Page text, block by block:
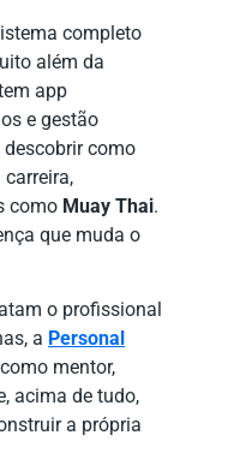
completo
além da
app
e gestão
como
como Muay Thai.
que muda o
o profissional
a Personal
mentor,
acima de tudo,
a própria